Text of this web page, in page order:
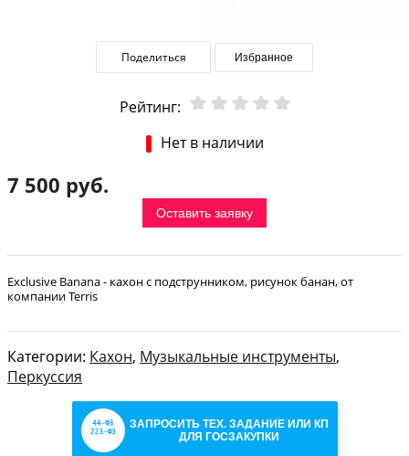
Поделиться Избранное
Рейтинг:
Нет в наличии
7 500 руб.
Оставить заявку
Exclusive Banana - кахон с подструнником, рисунок банан, от
компании Terris
Категории: Кахон, Музыкальные инструменты,
Перкуссия
ЗАПРОСИТЬ ТЕХ. ЗАДАНИЕ ИЛИ КП
ДЛЯ ГОСЗАКУПКИ